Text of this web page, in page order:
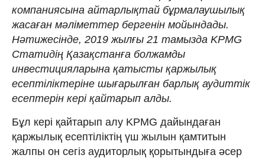
компаниясына айтарлықтай бұрмалаушылық
жасаған мәліметтер бергенін мойындады.
Нәтижесінде, 2019 жылғы 21 тамызда KPMG
Статидің Қазақстанға болжамды
инвестицияларына қатысты қаржылық
есептіліктеріне шығарылған барлық аудиттік
есептерін кері қайтарып алды.
Бұл кері қайтарып алу KPMG дайындаған
қаржылық есептіліктің үш жылын қамтитын
жалпы он сегіз аудиторлық қорытындыға әсер